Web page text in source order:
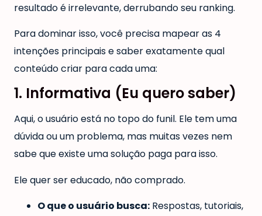
resultado é irrelevante, derrubando seu ranking.
Para dominar isso, você precisa mapear as 4
intenções principais e saber exatamente qual
conteúdo criar para cada uma:
1. Informativa (Eu quero saber)
Aqui, o usuário está no topo do funil. Ele tem uma
dúvida ou um problema, mas muitas vezes nem
sabe que existe uma solução paga para isso.
Ele quer ser educado, não comprado.
O que o usuário busca: Respostas, tutoriais,